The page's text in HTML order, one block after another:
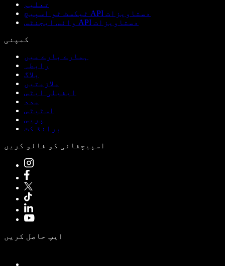
تعلیم
ٹیکسٹ ٹو اسپیچ API دستاویزات
وائس ایجنٹس API دستاویزات
کمپنی
ہمارے بارے میں
رابطہ
بلاگ
ملازمتیں
ایفیلی ایٹس
مدد
اسٹیٹس
پریس
برانڈ کٹ
اسپیچفائی کو فالو کریں
ایپ حاصل کریں